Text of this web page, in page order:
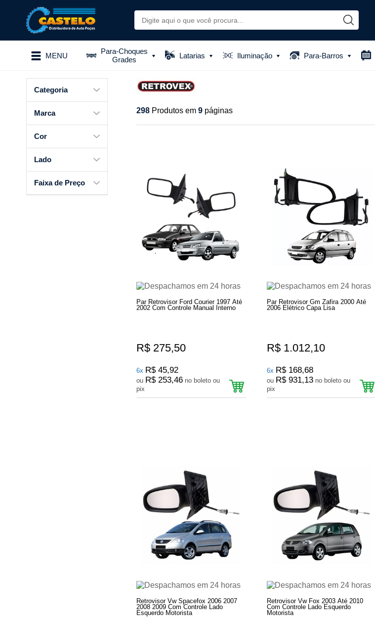
MENU
Para-Choques
Grades
Latarias Iluminação Para-Barros
Categoria
Marca
Cor
Lado
Faixa de Preço
298 Produtos em 9 páginas
Par Retrovisor Ford Courier 1997 Até
2002 Com Controle Manual Interno
R$ 275,50
6x R$ 45,92
ou R$ 253,46 no boleto ou
pix
Par Retrovisor Gm Zafira 2000 Até
2006 Elétrico Capa Lisa
R$ 1.012,10
6x R$ 168,68
ou R$ 931,13 no boleto ou
pix
Retrovisor Vw Spacefox 2006 2007
2008 2009 Com Controle Lado
Esquerdo Motorista
Retrovisor Vw Fox 2003 Até 2010
Com Controle Lado Esquerdo
Motorista